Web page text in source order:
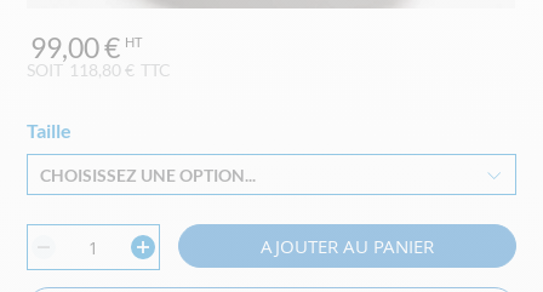
SOIT 118,80 € TTC
99,00 €
Taille
CHOISISSEZ UNE OPTION...
AJOUTER AU PANIER
to
the
the
gallery